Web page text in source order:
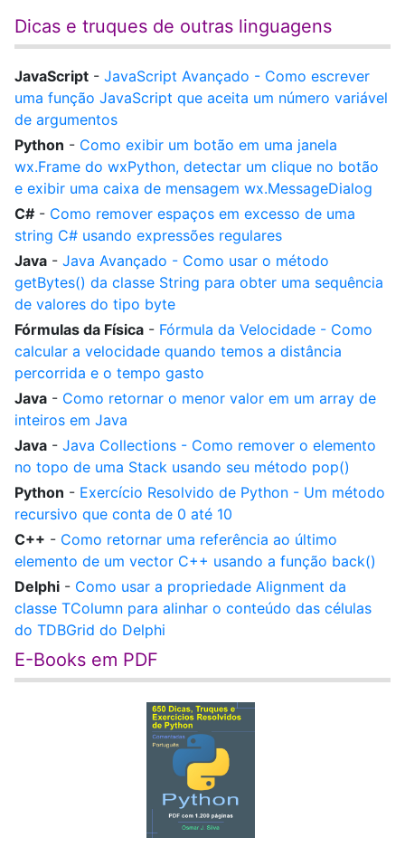
Dicas e truques de outras linguagens
JavaScript - JavaScript Avançado - Como escrever
uma função JavaScript que aceita um número variável
de argumentos
Python - Como exibir um botão em uma janela
wx.Frame do wxPython, detectar um clique no botão
e exibir uma caixa de mensagem wx.MessageDialog
C# - Como remover espaços em excesso de uma
string C# usando expressões regulares
Java - Java Avançado - Como usar o método
getBytes() da classe String para obter uma sequência
de valores do tipo byte
Fórmulas da Física - Fórmula da Velocidade - Como
calcular a velocidade quando temos a distância
percorrida e o tempo gasto
Java - Como retornar o menor valor em um array de
inteiros em Java
Java - Java Collections - Como remover o elemento
no topo de uma Stack usando seu método pop()
Python - Exercício Resolvido de Python - Um método
recursivo que conta de 0 até 10
C++ - Como retornar uma referência ao último
elemento de um vector C++ usando a função back()
Delphi - Como usar a propriedade Alignment da
classe TColumn para alinhar o conteúdo das células
do TDBGrid do Delphi
E-Books em PDF